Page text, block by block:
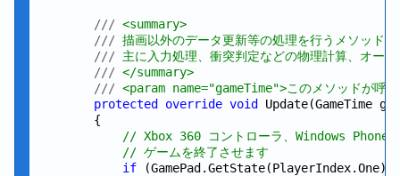
/// <summary>
/// 描画以外のデータ更新等の処理を行うメソッド
/// 主に入力処理、衝突判定などの物理計算、オー
/// </summary>
/// <param name="gameTime">このメソッドが呼
protected
override void
Update(GameTime
        {
// Xbox 360 コントローラ、Windows Phone
// ゲームを終了させます
if